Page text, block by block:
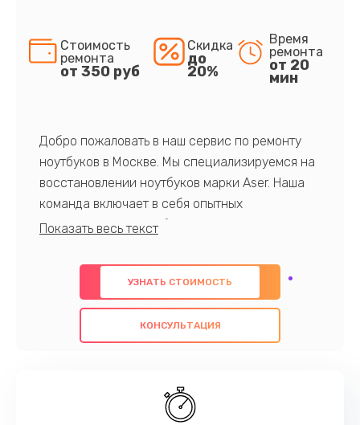
Стоимость
ремонта
от 350 руб
Скидка
до
20%
Время
ремонта
от 20
мин
Добро пожаловать в наш сервис по ремонту
ноутбуков в Москве. Мы специализируемся на
восстановлении ноутбуков марки Aser. Наша
команда включает в себя опытных
профессионалов с обширными знаниями и
предлагаем быстрый и качественный ремонт с
использованием оригинальных компонентов, а
также гарантируем качество всех
проведенных работ. Наша цель - предоставить
наилучшим образом. Не медлите записаться на
УЗНАТЬ СТОИМОСТЬ
КОНСУЛЬТАЦИЯ